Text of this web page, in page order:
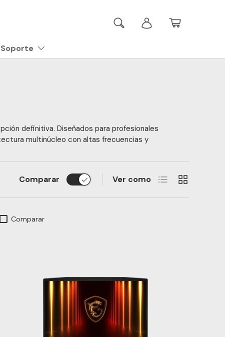
Buscar Iniciar sesión
Cesta
Soporte
definitiva. Diseñados para profesionales
multinúcleo con altas frecuencias y
Comparar Ver como Lista Cuadrícula
Comparar